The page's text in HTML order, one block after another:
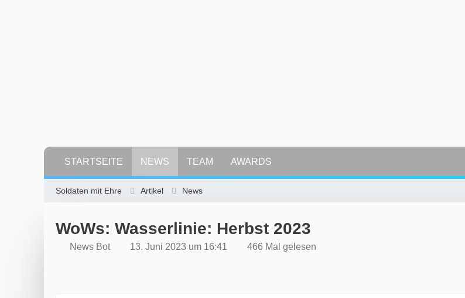
STARTSEITE NEWS TEAM AWARDS
Soldaten mit Ehre Artikel News
WoWs: Wasserlinie: Herbst 2023
News Bot 13. Juni 2023 um 16:41 466 Mal gelesen